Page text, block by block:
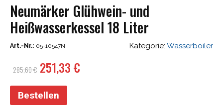
Neumärker Glühwein- und
Heißwasserkessel 18 Liter
Art.-Nr.: 05-10547N Kategorie: Wasserboiler
285,60€ Ursprünglicher
Preis
war:
285,60 €
251,33€
Bestellen